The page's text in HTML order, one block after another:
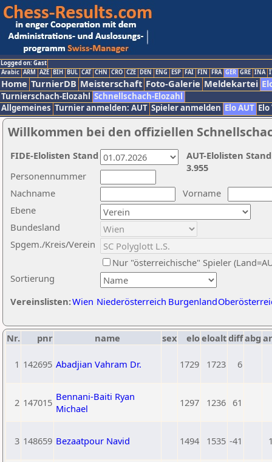
Logged on: Gast
Arabic ARM AZE BIH BUL CAT CHN CRO CZE DEN ENG ESP FAI FIN FRA GER GRE INA
Home TurnierDB Meisterschaft Foto-Galerie Meldekartei
Turnierschach-Elozahl Schnellschach-Elozahl
Allgemeines Turnier anmelden: AUT Spieler anmelden Elo AUT
Willkommen bei den offiziellen
Nachname
Vorname
Ebene
Sortierung
Personennummer
Bundesland
Spgem./Kreis/Verein
Nur "österreichische" Spieler
Vereinslisten:Wien Niederösterreich Burgenland
AUT-Elolisten
3.955
FIDE-Elolisten Stand
Nr. pnr name sex eloeloaltdiffabg
1 142695 Abadjian Vahram Dr. 1729 1723 6
2 147015 Bennani-Baiti Ryan
Michael
1297 1236 61
3 148659 Bezaatpour Navid 1494 1535 -41